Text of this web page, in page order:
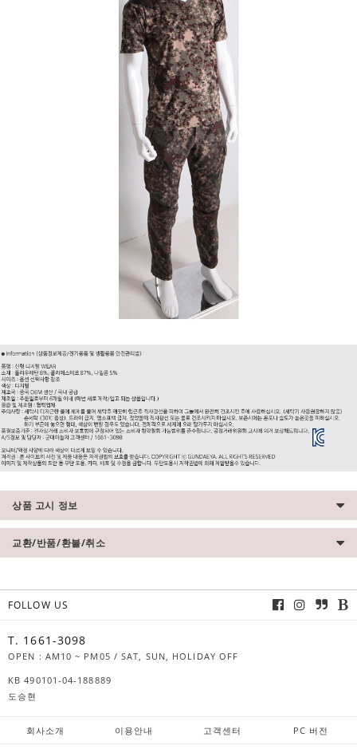
상품 고시 정보
교환/반품/환불/취소
FOLLOW US
T. 1661-3098
OPEN : AM10 ~ PM05 / SAT, SUN, HOLIDAY OFF
KB 490101-04-188889
도승현
회사소개 이용안내 고객센터 PC 버전